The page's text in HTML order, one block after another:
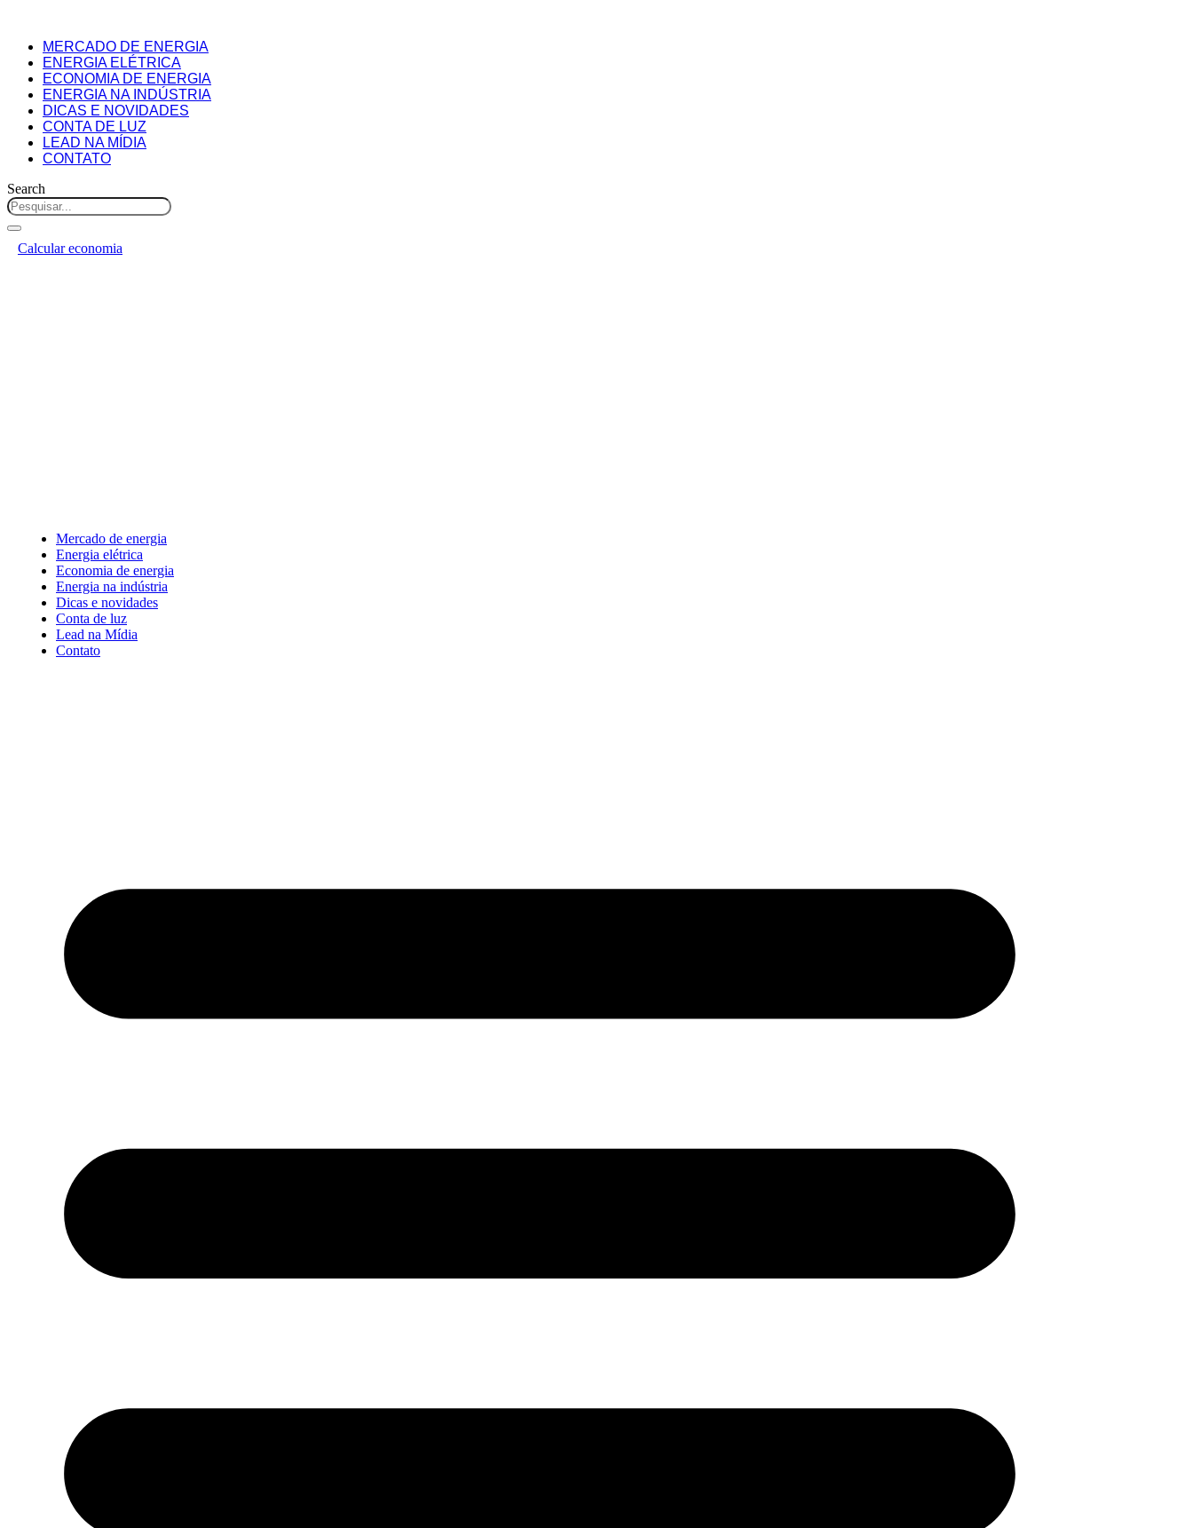
MERCADO DE ENERGIA
ENERGIA ELÉTRICA
ECONOMIA DE ENERGIA
ENERGIA NA INDÚSTRIA
DICAS E NOVIDADES
CONTA DE LUZ
LEAD NA MÍDIA
CONTATO
Search
Calcular economia
Mercado de energia
Energia elétrica
Economia de energia
Energia na indústria
Dicas e novidades
Conta de luz
Lead na Mídia
Contato